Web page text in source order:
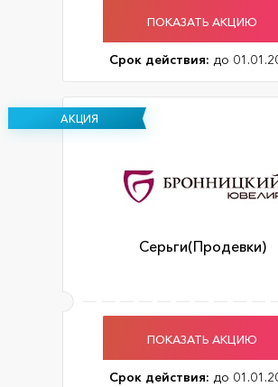
ПОКАЗАТЬ АКЦИЮ
Срок действия: до
АКЦИЯ
Серьги(Продевки)
ПОКАЗАТЬ АКЦИЮ
Срок действия: до